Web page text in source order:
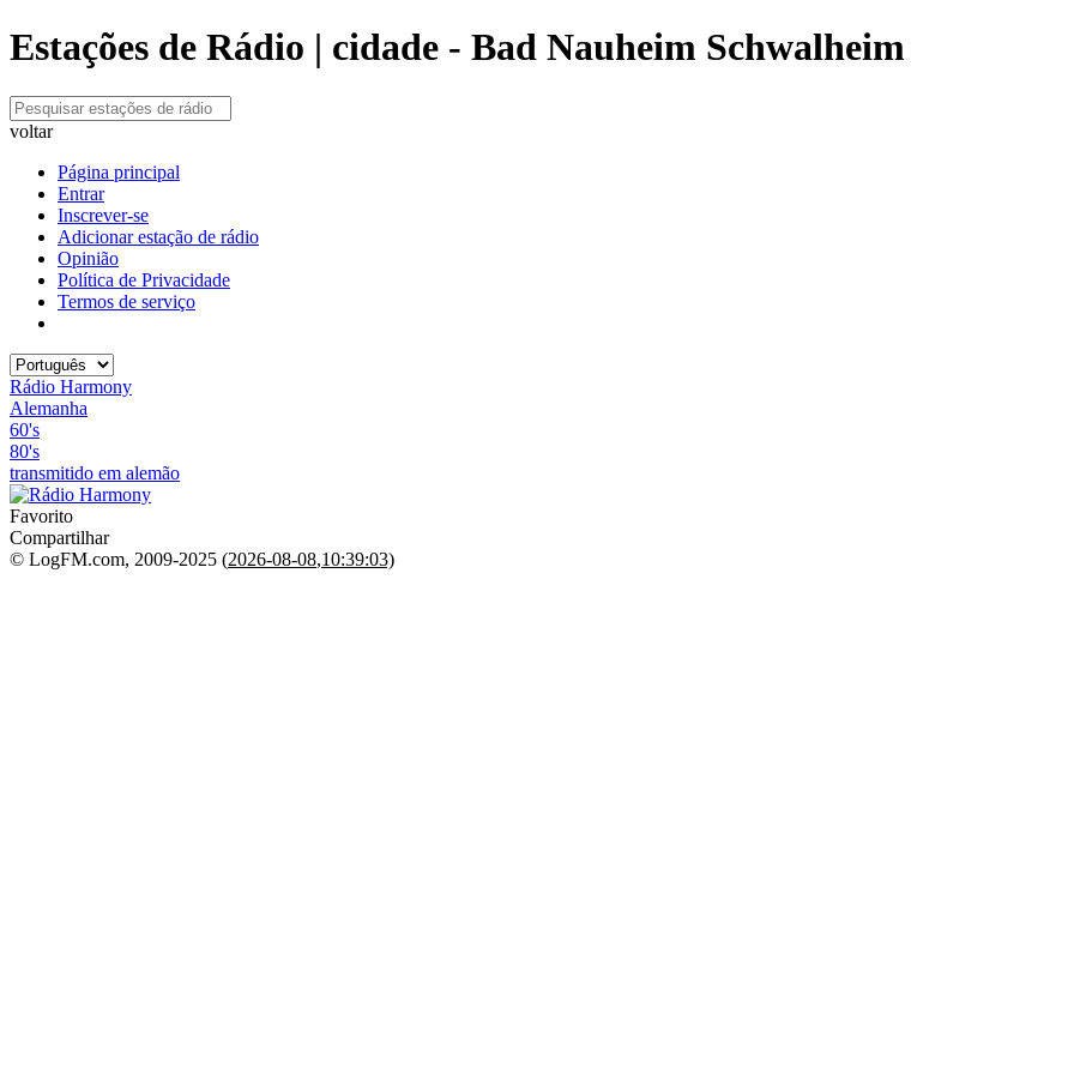
Estações de Rádio | cidade - Bad Nauheim Schwalheim
voltar
Página principal
Entrar
Inscrever-se
Adicionar estação de rádio
Opinião
Política de Privacidade
Termos de serviço
Rádio Harmony
Alemanha
60's
80's
transmitido em alemão
Favorito
Compartilhar
© LogFM.com, 2009-2025 (2026-08-08,10:39:03)